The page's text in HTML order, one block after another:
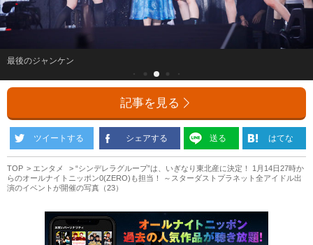
最後のジャンケン
記事を見る
ツイートする シェアする 送る はてな
TOP エンタメ
“シンデレラグループ”は、いぎなり東北産に決定！ 1月14日27時か
らのオールナイトニッポン0(ZERO)も担当！ ～スターダストプラネット全アイドル出
演のイベントが開催の写真（23）